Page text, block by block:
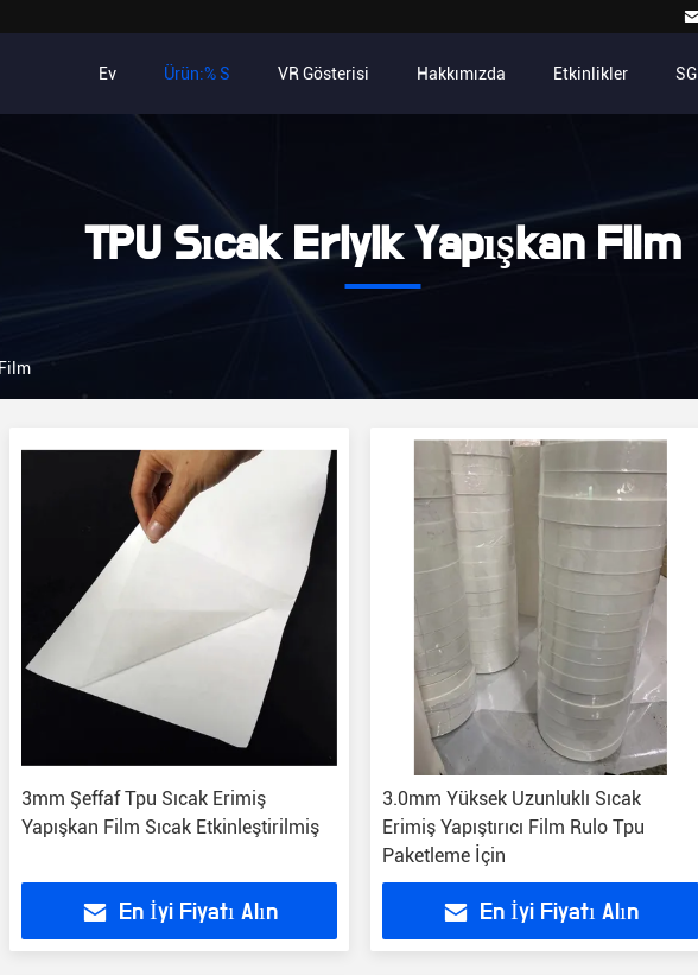
Ev Ürün:% S VR Gösterisi Hakkımızda Etkinlikler SG
TPU Sıcak Eriyik Yapışkan Film
3mm Şeffaf Tpu Sıcak Erimiş
Yapışkan Film Sıcak Etkinleştirilmiş
En İyi Fiyatı Alın
3.0mm Yüksek Uzunluklı Sıcak
Erimiş Yapıştırıcı Film Rulo Tpu
Paketleme İçin
En İyi Fiyatı Alın